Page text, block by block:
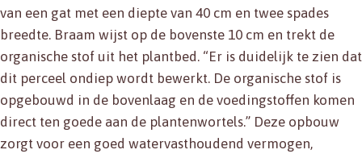
van een gat met een diepte van 40 cm en twee spades
breedte. Braam wijst op de bovenste 10 cm en trekt de
organische stof uit het plantbed. “Er is duidelijk te zien dat
dit perceel ondiep wordt bewerkt. De organische stof is
opgebouwd in de bovenlaag en de voedingstoffen komen
direct ten goede aan de plantenwortels.” Deze opbouw
zorgt voor een goed watervasthoudend vermogen,